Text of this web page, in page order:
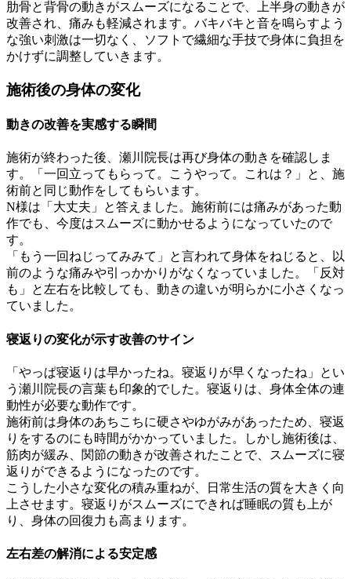
肋骨と背骨の動きがスムーズになることで、上半身の動きが
改善され、痛みも軽減されます。バキバキと音を鳴らすよう
な強い刺激は一切なく、ソフトで繊細な手技で身体に負担を
かけずに調整していきます。
施術後の身体の変化
動きの改善を実感する瞬間
施術が終わった後、瀬川院長は再び身体の動きを確認しま
す。「一回立ってもらって。こうやって。これは？」と、施
術前と同じ動作をしてもらいます。
N様は「大丈夫」と答えました。施術前には痛みがあった動
作でも、今度はスムーズに動かせるようになっていたので
す。
「もう一回ねじってみみて」と言われて身体をねじると、以
前のような痛みや引っかかりがなくなっていました。「反対
も」と左右を比較しても、動きの違いが明らかに小さくなっ
ていました。
寝返りの変化が示す改善のサイン
「やっぱ寝返りは早かったね。寝返りが早くなったね」とい
う瀬川院長の言葉も印象的でした。寝返りは、身体全体の連
動性が必要な動作です。
施術前は身体のあちこちに硬さやゆがみがあったため、寝返
りをするのにも時間がかかっていました。しかし施術後は、
筋肉が緩み、関節の動きが改善されたことで、スムーズに寝
返りができるようになったのです。
こうした小さな変化の積み重ねが、日常生活の質を大きく向
上させます。寝返りがスムーズにできれば睡眠の質も上が
り、身体の回復力も高まります。
左右差の解消による安定感